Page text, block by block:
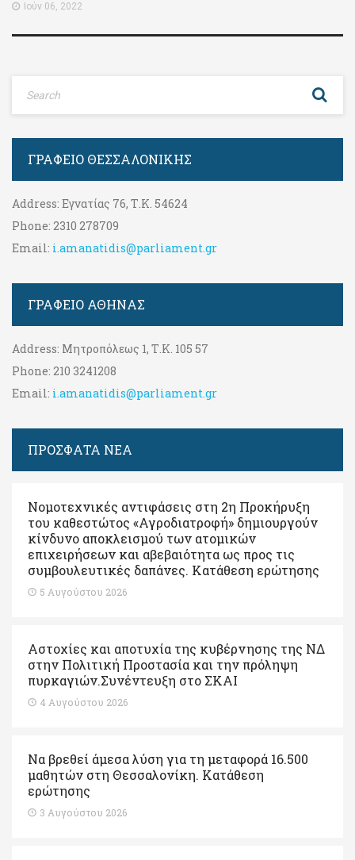
Ιούν 06, 2022
ΓΡΑΦΕΊΟ ΘΕΣΣΑΛΟΝΊΚΗΣ
Address: Εγνατίας 76, Τ.Κ. 54624
Phone: 2310 278709
Email: i.amanatidis@parliament.gr
ΓΡΑΦΕΊΟ ΑΘΉΝΑΣ
Address: Μητροπόλεως 1, Τ.Κ. 105 57
Phone: 210 3241208
Email: i.amanatidis@parliament.gr
ΠΡΟΣΦΑΤΑ ΝΕΑ
Νομοτεχνικές αντιφάσεις στη 2η Προκήρυξη
του καθεστώτος «Αγροδιατροφή» δημιουργούν
κίνδυνο αποκλεισμού των ατομικών
επιχειρήσεων και αβεβαιότητα ως προς τις
συμβουλευτικές δαπάνες. Κατάθεση ερώτησης
5 Αυγούστου 2026
Αστοχίες και αποτυχία της κυβέρνησης της ΝΔ
στην Πολιτική Προστασία και την πρόληψη
πυρκαγιών.Συνέντευξη στο ΣΚΑΙ
4 Αυγούστου 2026
Να βρεθεί άμεσα λύση για τη μεταφορά 16.500
μαθητών στη Θεσσαλονίκη. Κατάθεση
ερώτησης
3 Αυγούστου 2026